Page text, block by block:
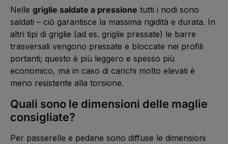
Nelle griglie saldate a pressione tutti i nodi sono
saldati – ciò garantisce la massima rigidità e durata. In
altri tipi di griglie (ad es. griglie pressate) le barre
trasversali vengono pressate e bloccate nei profili
portanti; questo è più leggero e spesso più
economico, ma in caso di carichi molto elevati è
meno resistente alla torsione.
Quali sono le dimensioni delle maglie
consigliate?
Per passerelle e pedane sono diffuse le dimensioni